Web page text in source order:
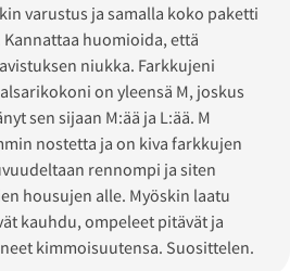
varustus ja samalla koko paketti
huomioida, että
niukka. Farkkujeni
on yleensä M, joskus
sen sijaan M:ää ja L:ää. M
nostetta ja on kiva farkkujen
rennompi ja siten
housujen alle. Myöskin laatu
kauhdu, ompeleet pitävät ja
kimmoisuutensa. Suosittelen.